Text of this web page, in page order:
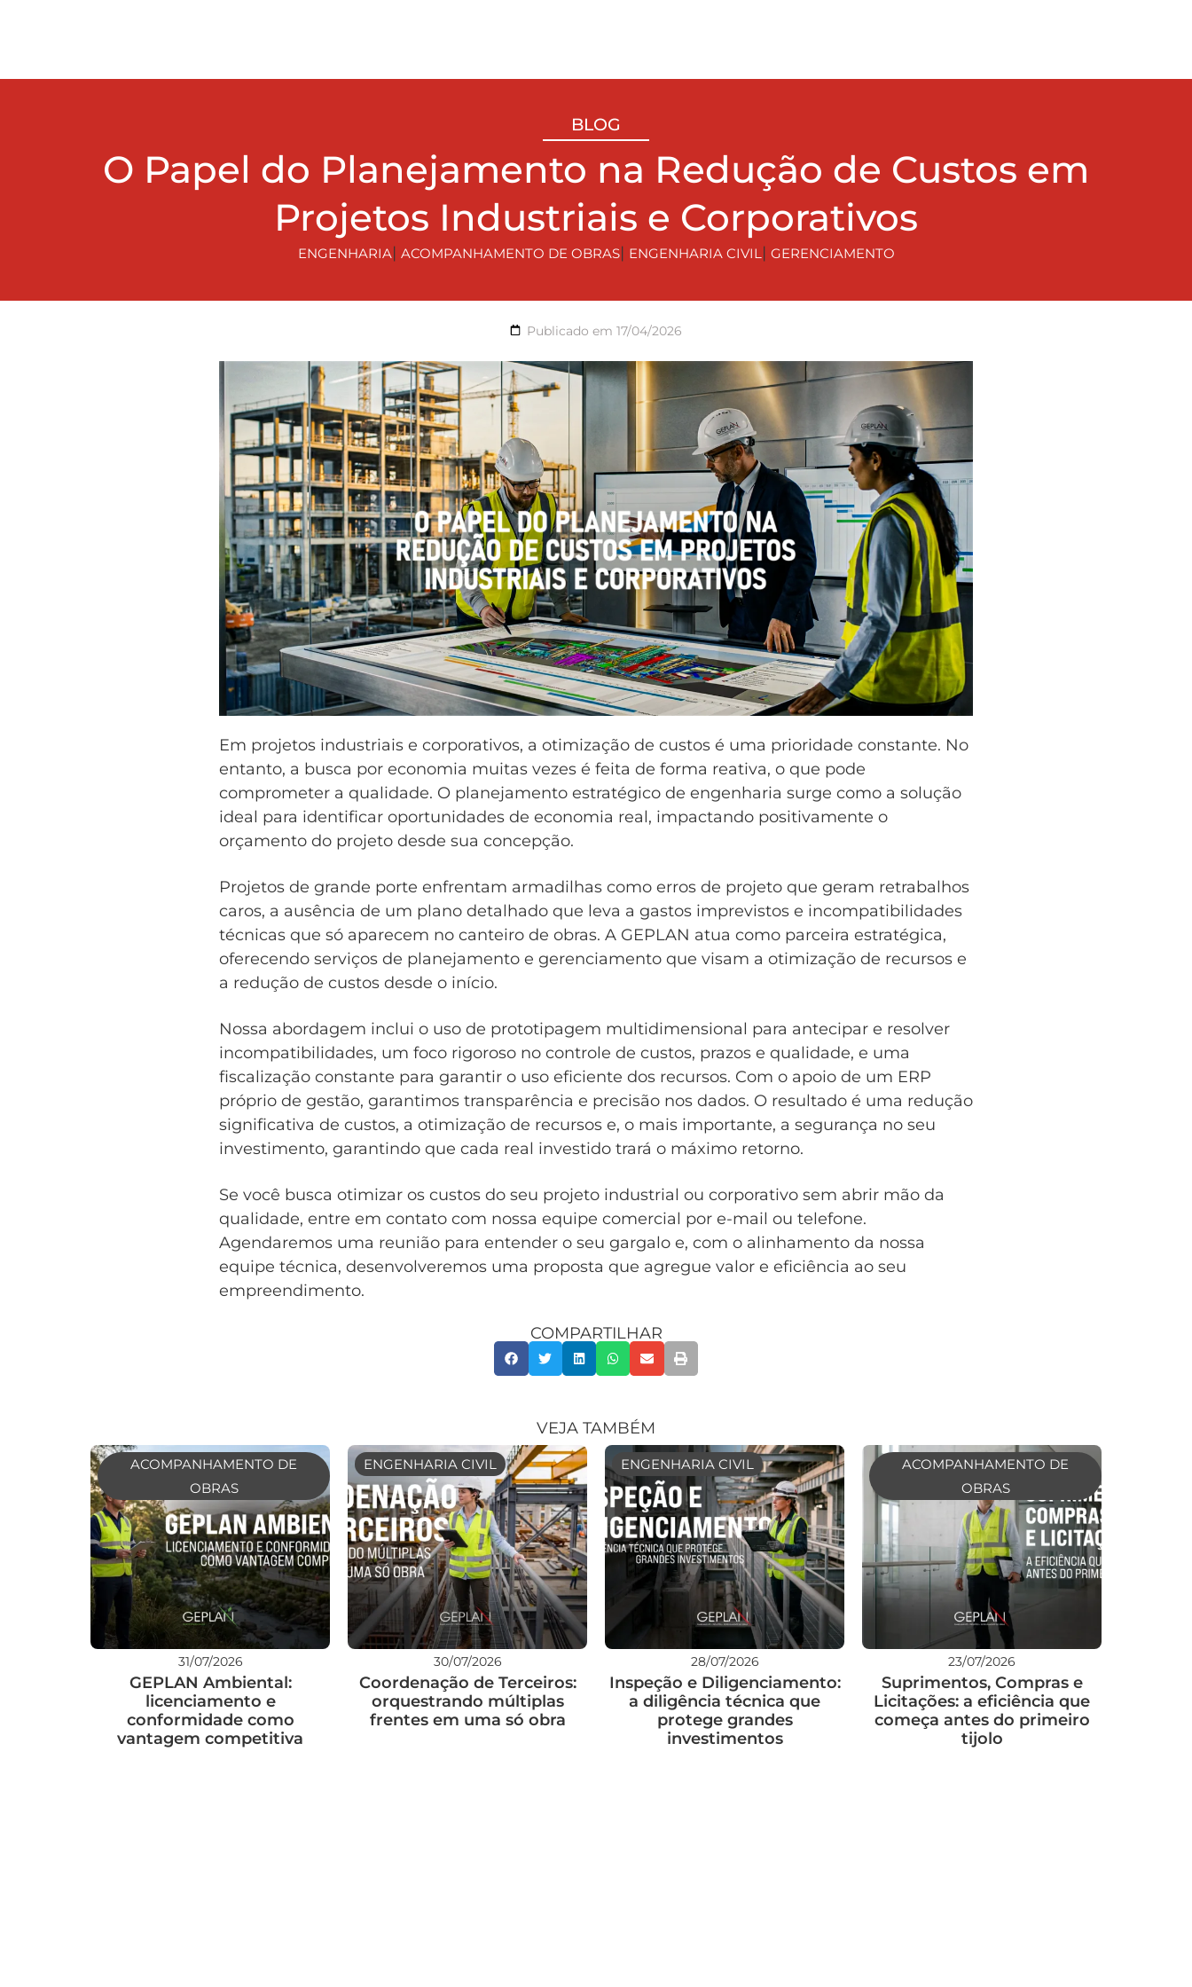
BLOG
O Papel do Planejamento na Redução de Custos em
Projetos Industriais e Corporativos
ENGENHARIA| ACOMPANHAMENTO DE OBRAS| ENGENHARIA CIVIL | GERENCIAMENTO
Publicado em 17/04/2026
Em projetos industriais e corporativos, a otimização de custos é uma prioridade constante. No
entanto, a busca por economia muitas vezes é feita de forma reativa, o que pode
comprometer a qualidade. O planejamento estratégico de engenharia surge como a solução
ideal para identificar oportunidades de economia real, impactando positivamente o
orçamento do projeto desde sua concepção.
Projetos de grande porte enfrentam armadilhas como erros de projeto que geram retrabalhos
caros, a ausência de um plano detalhado que leva a gastos imprevistos e incompatibilidades
técnicas que só aparecem no canteiro de obras. A GEPLAN atua como parceira estratégica,
oferecendo serviços de planejamento e gerenciamento que visam a otimização de recursos e
a redução de custos desde o início.
Nossa abordagem inclui o uso de prototipagem multidimensional para antecipar e resolver
incompatibilidades, um foco rigoroso no controle de custos, prazos e qualidade, e uma
fiscalização constante para garantir o uso eficiente dos recursos. Com o apoio de um ERP
próprio de gestão, garantimos transparência e precisão nos dados. O resultado é uma redução
significativa de custos, a otimização de recursos e, o mais importante, a segurança no seu
investimento, garantindo que cada real investido trará o máximo retorno.
Se você busca otimizar os custos do seu projeto industrial ou corporativo sem abrir mão da
qualidade, entre em contato com nossa equipe comercial por e-mail ou telefone.
Agendaremos uma reunião para entender o seu gargalo e, com o alinhamento da nossa
equipe técnica, desenvolveremos uma proposta que agregue valor e eficiência ao seu
empreendimento.
COMPARTILHAR
VEJA TAMBÉM
ACOMPANHAMENTO DE
OBRAS
31/07/2026
GEPLAN Ambiental:
licenciamento e
conformidade como
vantagem competitiva
ENGENHARIA CIVIL
30/07/2026
Coordenação de Terceiros:
orquestrando múltiplas
frentes em uma só obra
ENGENHARIA CIVIL
28/07/2026
Inspeção e Diligenciamento:
a diligência técnica que
protege grandes
investimentos
ACOMPANHAMENTO DE
OBRAS
23/07/2026
Suprimentos, Compras e
Licitações: a eficiência que
começa antes do primeiro
tijolo